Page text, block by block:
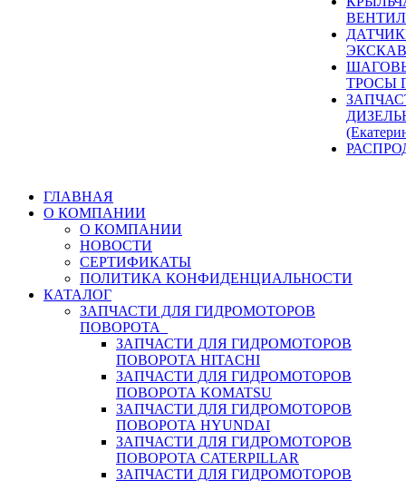
ТРОСЫ
ГЛАВНАЯ
О КОМПАНИИ
О КОМПАНИИ
НОВОСТИ
СЕРТИФИКАТЫ
ПОЛИТИКА КОНФИДЕНЦИАЛЬНОСТИ
КАТАЛОГ
ЗАПЧАСТИ ДЛЯ ГИДРОМОТОРОВ
ПОВОРОТА
ЗАПЧАСТИ ДЛЯ ГИДРОМОТОРОВ
ПОВОРОТА HITACHI
ЗАПЧАСТИ ДЛЯ ГИДРОМОТОРОВ
ПОВОРОТА KOMATSU
ЗАПЧАСТИ ДЛЯ ГИДРОМОТОРОВ
ПОВОРОТА HYUNDAI
ЗАПЧАСТИ ДЛЯ ГИДРОМОТОРОВ
ПОВОРОТА CATERPILLAR
ЗАПЧАСТИ ДЛЯ ГИДРОМОТОРОВ